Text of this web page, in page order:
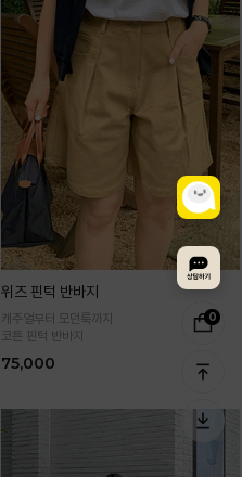
0
위즈 핀턱 반바지
캐주얼부터 모던룩까지
코튼 핀턱 반바지
75,000